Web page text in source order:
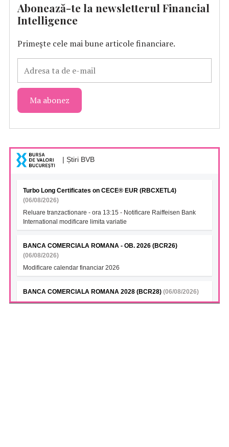
Abonează-te la newsletterul Financial
Intelligence
Primește cele mai bune articole financiare.
| Știri BVB
Turbo Long Certificates on CECE® EUR (RBCXETL4)
(06/08/2026)
Reluare tranzactionare - ora 13:15 - Notificare Raiffeisen Bank
International modificare limita variatie
BANCA COMERCIALA ROMANA - OB. 2026 (BCR26)
(06/08/2026)
Modificare calendar financiar 2026
BANCA COMERCIALA ROMANA 2028 (BCR28) (06/08/2026)
Modificare calendar financiar 2026